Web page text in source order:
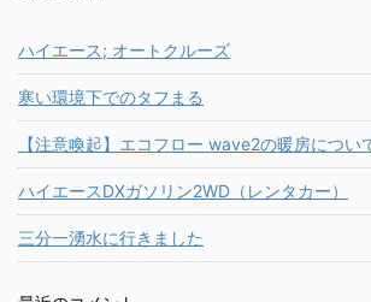
ハイエース; オートクルーズ
寒い環境下でのタフまる
【注意喚起】エコフロー wave2の暖房につい
ハイエースDXガソリン2WD（レンタカー）
三分一湧水に行きました